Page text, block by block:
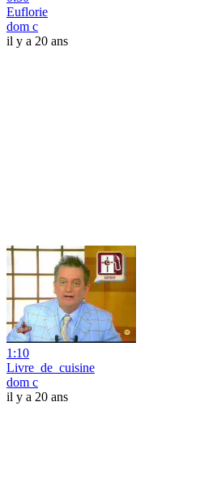
Euflorie
dom c
il y a 20 ans
1:10
Livre_de_cuisine
dom c
il y a 20 ans